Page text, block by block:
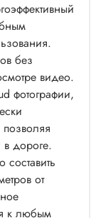
без
видео.
фотографии,
позволяя
дороге.
от
к любым